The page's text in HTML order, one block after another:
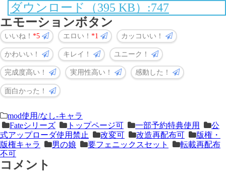
ダウンロード（395 KB）:747
エモーションボタン
いいね！ 5 エロい！ 1 カッコいい！
かわいい！ キレイ！ ユニーク！
完成度高い！ 実用性高い！ 感動した！
面白かった！
＜
次
の
記
事
前
の
記
事
＞
mod使用/なし-キャラ
Fateシリーズ
トップページ可 一部予約特典使用
公
式アップローダ使用禁止
改変可 改造再配布可
版権・
版権キャラ
男の娘 要フェニックスセット
転載再配布
不可
コメント